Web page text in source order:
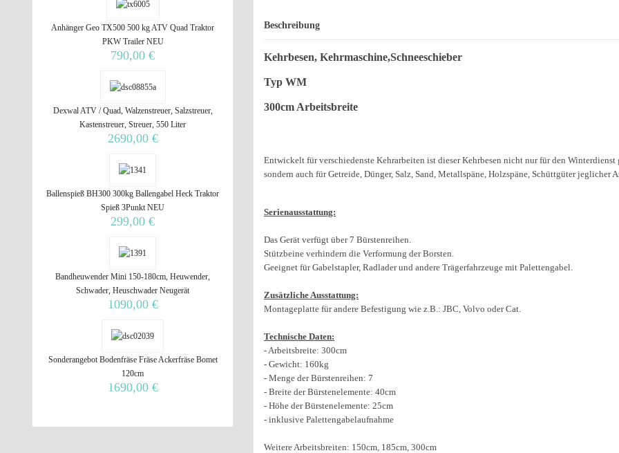
Beschreibung
Kehrbesen, Kehrmaschine,Schneeschieber
Typ WM
300cm Arbeitsbreite
Entwickelt für verschiedenste Kehrarbeiten ist dieser Kehrbesen nicht nur für den Winterdienst
sondern auch für Getreide, Dünger, Salz, Sand, Metallspäne, Holzspäne, Schüttgüter jeglicher
Serienausstattung:
Das Gerät verfügt über 7 Bürstenreihen.
Stützbeine verhindern die Verformung der Borsten.
Geeignet für Gabelstapler, Radlader und andere Trägerfahrzeuge mit Palettengabel.
Zusätzliche Ausstattung:
Montageplatte für andere Befestigung wie z.B.: JBC, Volvo oder Cat.
Technische Daten:
- Arbeitsbreite: 300cm
- Gewicht: 160kg
- Menge der Bürstenreihen: 7
- Breite der Bürstenelemente: 40cm
- Höhe der Bürstenelemente: 25cm
- inklusive Palettengabelaufnahme
Weitere Arbeitsbreiten: 150cm, 185cm, 300cm
Anhänger Geo TX500 500 kg ATV Quad Traktor
PKW Trailer NEU
790,00 €
Dexwal ATV / Quad, Walzenstreuer, Salzstreuer,
Kastenstreuer, Streuer, 550 Liter
2690,00 €
Ballenspieß BH300 300kg Ballengabel Heck Traktor
Spieß 3Punkt NEU
299,00 €
Bandheuwender Mini 150-180cm, Heuwender,
Schwader, Heuschwader Neugerät
1090,00 €
Sonderangebot Bodenfräse Fräse Ackerfräse Bomet
120cm
1690,00 €